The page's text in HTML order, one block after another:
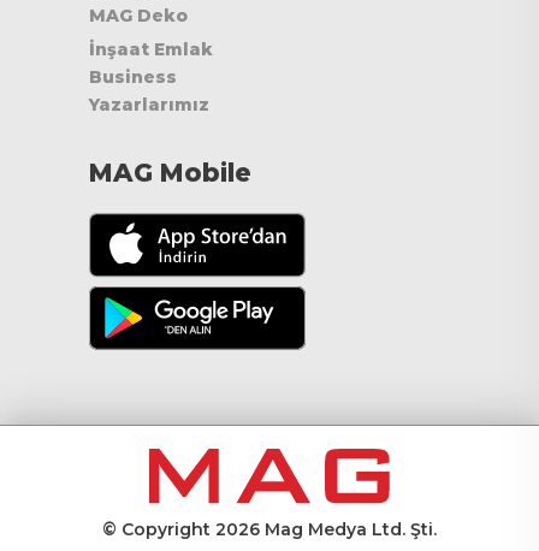
MAG Deko
İnşaat Emlak
Business
Yazarlarımız
MAG Mobile
© Copyright 2026 Mag Medya Ltd. Şti.